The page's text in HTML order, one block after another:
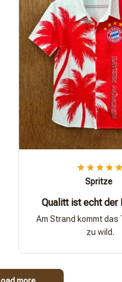
Spritze
Qualitt ist echt der
Am Strand kommt das
zu wild.